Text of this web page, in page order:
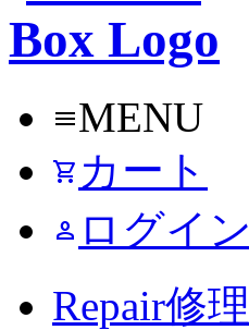
menuMENU
shopping_cart カート
person ログイン
Repair修理